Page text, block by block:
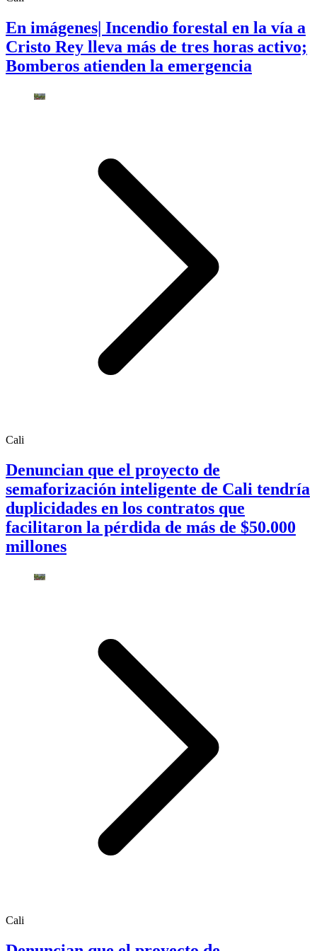
En imágenes| Incendio forestal en la vía a
Cristo Rey lleva más de tres horas activo;
Bomberos atienden la emergencia
Cali
Denuncian que el proyecto de
semaforización inteligente de Cali tendría
duplicidades en los contratos que
facilitaron la pérdida de más de $50.000
millones
Cali